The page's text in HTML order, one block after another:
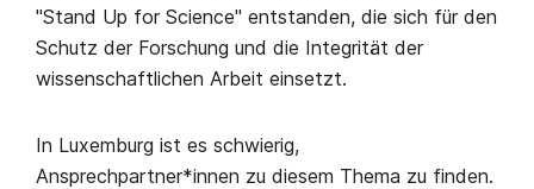
"Stand Up for Science" entstanden, die sich für den
Schutz der Forschung und die Integrität der
wissenschaftlichen Arbeit einsetzt.
In Luxemburg ist es schwierig,
Ansprechpartner*innen zu diesem Thema zu finden.